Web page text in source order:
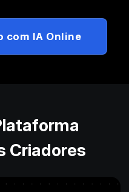
com IA Online
Criadores